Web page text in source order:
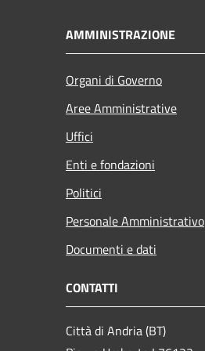
AMMINISTRAZIONE
Organi di Governo
Aree Amministrative
Uffici
Enti e fondazioni
Politici
Personale Amministrativo
Documenti e dati
CONTATTI
Città di Andria (BT)